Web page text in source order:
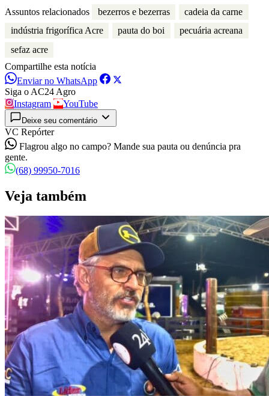
Assuntos relacionados bezerros e bezerras
cadeia da carne
indústria frigorífica Acre
pauta do boi
pecuária acreana
sefaz acre
Compartilhe esta notícia
Enviar no WhatsApp
Siga o AC24 Agro
Instagram
YouTube
Deixe seu comentário
VC Repórter
Flagrou algo no campo? Mande sua pauta ou denúncia pra
gente.
(68) 99950-7016
Veja também